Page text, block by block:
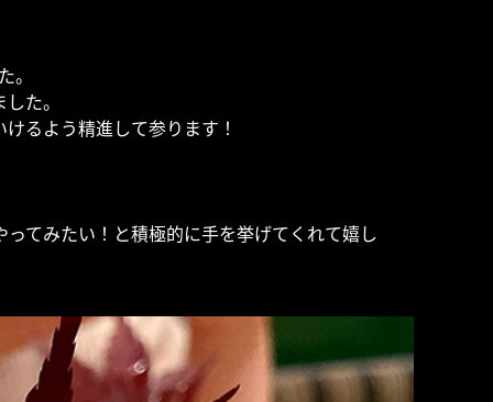
。
た。
るよう精進して参ります！
てみたい！と積極的に手を挙げてくれて嬉し